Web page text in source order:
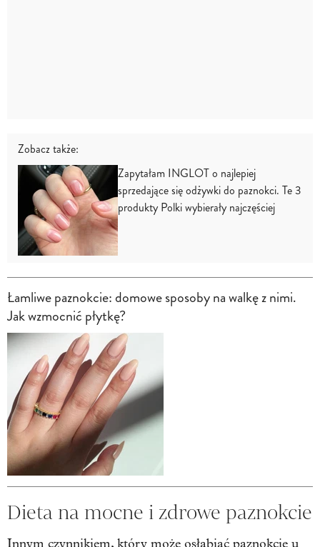
Zobacz także:
Zapytałam INGLOT o najlepiej
sprzedające się odżywki do paznokci. Te 3
produkty Polki wybierały najczęściej
Łamliwe paznokcie: domowe sposoby na walkę z nimi.
Jak wzmocnić płytkę?
Dieta na mocne i zdrowe paznokcie
Innym czynnikiem, który może osłabiać paznokcie u